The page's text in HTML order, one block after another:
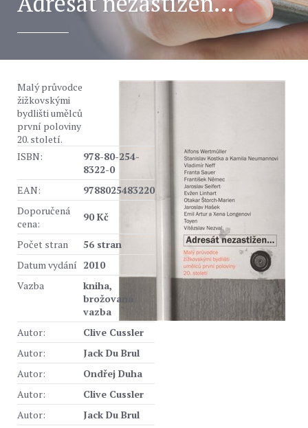
Malý průvodce
žižkovskými
bydlišti umělců
první poloviny
20. století.
ISBN:
978-80-254-
8322-0
EAN:
9788025483220
Doporučená
cena:
90 Kč
Počet stran
56 stran
Datum vydání 2010
Vazba
kniha,
brožovaná
vazba
Autor:
Clive Cussler
Autor:
Jack Du Brul
Autor:
Ondřej Duha
Autor:
Clive Cussler
Autor:
Jack Du Brul